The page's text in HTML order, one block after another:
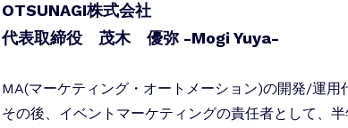
OTSUNAGI株式会社
代表取締役 茂木 優弥 -Mogi Yuya-
MA(マーケティング・オートメーション)の開発/運用
その後、イベントマーケティングの責任者として、